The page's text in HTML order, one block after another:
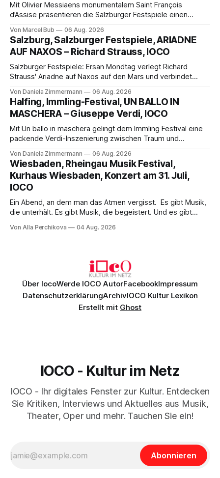
Mit Olivier Messiaens monumentalem Saint François
d’Assise präsentieren die Salzburger Festspiele einen
eine bildgewaltige Inszenierung, Maxime Pascal entfaltet
die komplexe Partitur eindrucksvoll, Philippe Sly berührt als
Franziskus.
Von Marcel Bub 06 Aug. 2026
Salzburg, Salzburger Festspiele, ARIADNE
AUF NAXOS – Richard Strauss, IOCO
Salzburger Festspiele: Ersan Mondtag verlegt Richard
Strauss' Ariadne auf Naxos auf den Mars und verbindet
Aufführung mit starken Solisten und den Wiener
Philharmonikern, szenisch bleibt der zweite Akt jedoch
hinter den Erwartungen zurück.
Von Daniela Zimmermann 06 Aug. 2026
Halfing, Immling-Festival, UN BALLO IN
MASCHERA – Giuseppe Verdi, IOCO
Mit Un ballo in maschera gelingt dem Immling Festival eine
packende Verdi-Inszenierung zwischen Traum und
psychologische Tiefe mit starken Bildern, getragen von
einem spielfreudigen Ensemble und einer musikalisch
überzeugenden Gesamtleistung.
Von Daniela Zimmermann 06 Aug. 2026
Wiesbaden, Rheingau Musik Festival,
Kurhaus Wiesbaden, Konzert am 31. Juli,
IOCO
Ein Abend, an dem man das Atmen vergisst. Es gibt Musik,
die unterhält. Es gibt Musik, die begeistert. Und es gibt
Genau so war der Abend im Kurhaus Wiesbaden, an dem
Von Alla Perchikova 04 Aug. 2026
Über IocoWerde IOCO AutorFacebookImpressum
DatenschutzerklärungArchivIOCO Kultur Lexikon
Erstellt mit Ghost
IOCO - Kultur im Netz
IOCO - Ihr digitales Fenster zur Kultur. Entdecken
Sie Kritiken, Interviews und Aktuelles aus Musik,
Theater, Oper und mehr. Tauchen Sie ein!
Abonnieren